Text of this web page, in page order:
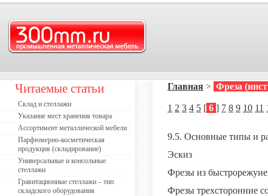
Читаемые статьи
Склад и стеллажи
Указание мест хранения товара
Ассортимент металлической мебели
Парфюмерно-косметическая
продукция (складирование)
Универсальные и консольные
стеллажи
Гравитационные стеллажи – тип
складского оборудования
Главная > Фреза
1 2 3 4 5 [ 6 ] 7 8 9 10 11
9.5. Основные типы и
Эскиз
Фрезы из
Фрезы трехсторонние